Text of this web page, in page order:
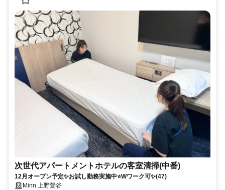
次世代アパートメントホテルの客室清掃(中番)
12月オープン予定✨お試し勤務実施中⭐Wワーク可✨(47)
Minn 上野鶯谷